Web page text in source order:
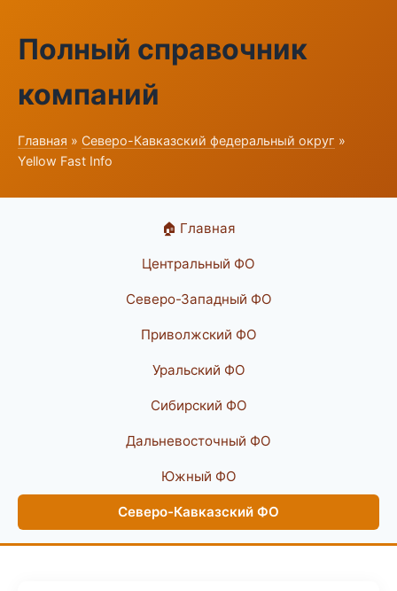
Полный справочник
компаний
Главная » Северо-Кавказский федеральный округ »
Yellow Fast Info
🏠 Главная
Центральный ФО
Северо-Западный ФО
Приволжский ФО
Уральский ФО
Сибирский ФО
Дальневосточный ФО
Южный ФО
Северо-Кавказский ФО